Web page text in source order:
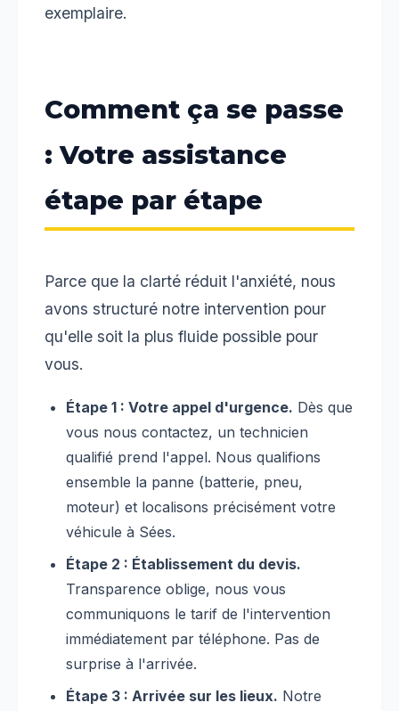
exemplaire.
Comment ça se passe
: Votre assistance
étape par étape
Parce que la clarté réduit l'anxiété, nous
avons structuré notre intervention pour
qu'elle soit la plus fluide possible pour
vous.
Étape 1 : Votre appel d'urgence. Dès que
vous nous contactez, un technicien
qualifié prend l'appel. Nous qualifions
ensemble la panne (batterie, pneu,
moteur) et localisons précisément votre
véhicule à Sées.
Étape 2 : Établissement du devis.
Transparence oblige, nous vous
communiquons le tarif de l'intervention
immédiatement par téléphone. Pas de
surprise à l'arrivée.
Étape 3 : Arrivée sur les lieux. Notre